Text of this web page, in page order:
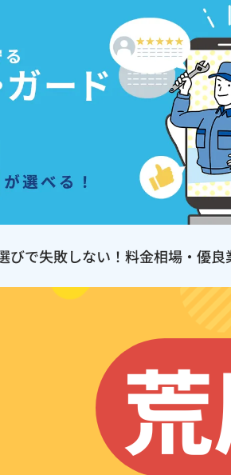
びで失敗しない！料金相場・優